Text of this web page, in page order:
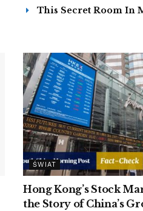
This Secret Room In
ŚWIAT
Hong Kong’s Stock
the Story of China’s